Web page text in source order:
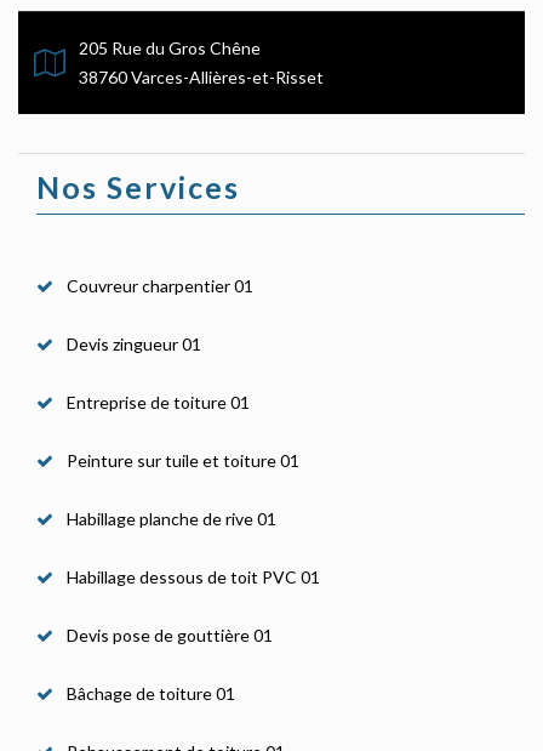
205 Rue du Gros Chêne
38760 Varces-Allières-et-Risset
Nos Services
Couvreur charpentier 01
Devis zingueur 01
Entreprise de toiture 01
Peinture sur tuile et toiture 01
Habillage planche de rive 01
Habillage dessous de toit PVC 01
Devis pose de gouttière 01
Bâchage de toiture 01